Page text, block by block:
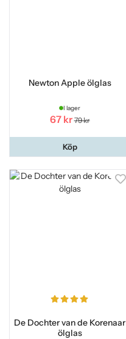
Newton Apple ölglas
I lager
67 kr 79 kr
Köp
De Dochter van de Korenaar
ölglas